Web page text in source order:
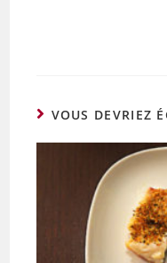
VOUS DEVRIEZ